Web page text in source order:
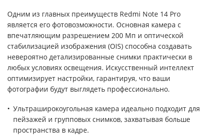
Одним из главных преимуществ Redmi Note 14 Pro
является его фотовозможности. Основная камера с
впечатляющим разрешением 200 Мп и оптической
стабилизацией изображения (OIS) способна создавать
невероятно детализированные снимки практически в
любых условиях освещения. Искусственный интеллект
оптимизирует настройки, гарантируя, что ваши
фотографии будут выглядеть профессионально.
Ультраширокоугольная камера идеально подходит для
пейзажей и групповых снимков, захватывая больше
пространства в кадре.